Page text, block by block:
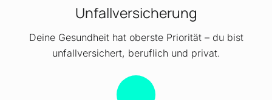
Unfallversicherung
Deine Gesundheit hat oberste Priorität – du bist
unfallversichert, beruflich und privat.